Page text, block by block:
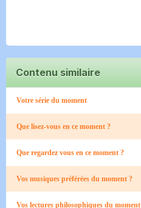
Contenu similaire
Votre série du moment
Que lisez-vous en ce moment ?
Que regardez vous en ce moment ?
Vos musiques préférées du moment ?
Vos lectures philosophiques du moment